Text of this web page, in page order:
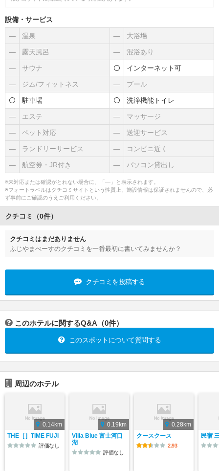
設備・サービス
― 温泉 ― 大浴場
― 露天風呂 ― 混浴あり
― サウナ インターネット可
― ジム/フィットネス ― プール
駐車場 洗浄機能トイレ
― エステ ― マッサージ
― ペット対応 ― 送迎サービス
― ランドリーサービス ― コンビニ近く
― 航空券・JR付き ― パソコン貸出し
※未対応または確認がとれない場合に、「―」と表示されます。
※フォートラベルはクチコミサイトという性質上、施設情報は保証されませんので、必
ず事前にご確認のうえご利用ください。
クチコミ（0件）
クチコミはまだありません
ふじやまべーすのクチコミを一番最初に書いてみませんか？
クチコミを投稿する
このホテルに関するQ&A（0件）
このスポットについて質問する
周辺のホテル
0.14km
THE［］TIME FUJI
評価なし
0.19km
Villa Blue 富士河口
湖
評価なし
0.28km
クースクース
2.93
民宿